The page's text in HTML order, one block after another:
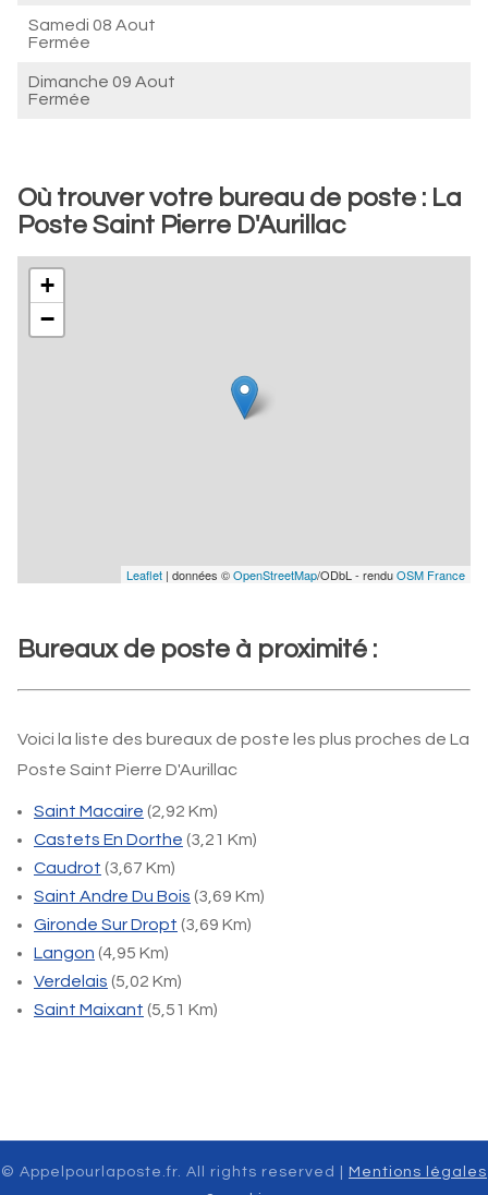
Samedi 08 Aout
Fermée
Dimanche 09 Aout
Fermée
Où trouver votre bureau de poste : La
Poste Saint Pierre D'Aurillac
+
−
Leaflet | données ©OpenStreetMap/ODbL - renduOSM France
Bureaux de poste à proximité :
Voici la liste des bureaux de poste les plus proches de La
Poste Saint Pierre D'Aurillac
Saint Macaire (2,92 Km)
Castets En Dorthe (3,21 Km)
Caudrot (3,67 Km)
Saint Andre Du Bois (3,69 Km)
Gironde Sur Dropt (3,69 Km)
Langon (4,95 Km)
Verdelais (5,02 Km)
Saint Maixant (5,51 Km)
© Appelpourlaposte.fr. All rights reserved |
Mentions légales